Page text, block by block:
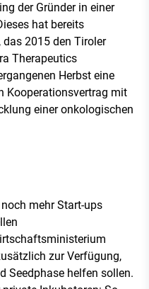
der Gründer in einer
hat bereits
das 2015 den Tiroler
Therapeutics
Herbst eine
Kooperationsvertrag mit
einer onkologischen
mehr Start-ups
zur Verfügung,
Seedphase helfen sollen.